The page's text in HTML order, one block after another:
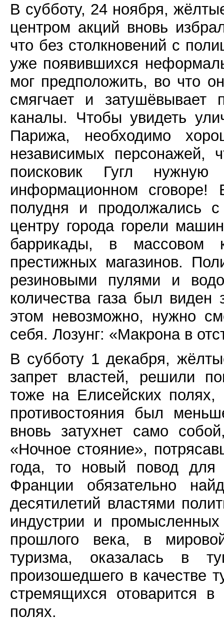
В субботу, 24 ноября,
центром акций вновь
что без столкновений с
уже появившихся
мог предположить, во что
смягчает и затушёвывает
каналы. Чтобы увидеть
Парижа, необходимо
независимых персонажей,
поисковик Гугл
информационном
полудня и продолжались
центру города горели
баррикады, в массовом
престижных магазинов.
резиновыми пулями и
количества газа был виден
этом невозможно, нужно
себя. Лозунг: «Макрона в
В субботу 1 декабря,
запрет властей, решили
тоже на Елисейских
противостояния был
вновь затухнет само
«Ночное стояние»,
года, то новый повод для
Франции обязательно
десятилетий властями
индустрии и
прошлого века, в
туризма, оказалась в
произошедшего в качестве
стремящихся отоварится
полях.